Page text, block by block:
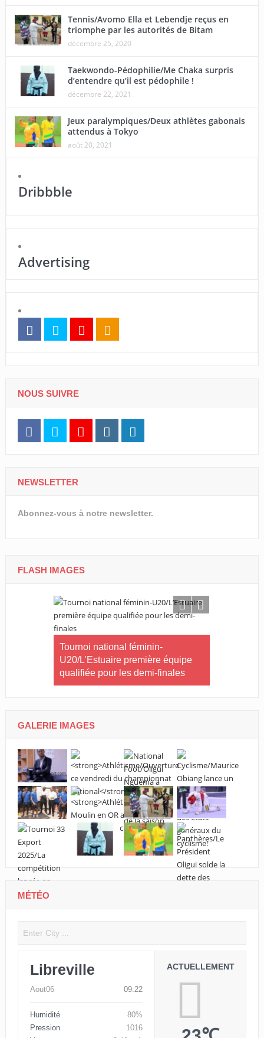
Tennis/Avomo Ella et Lebendje reçus en
triomphe par les autorités de Bitam
décembre 25, 2020
Taekwondo-Pédophilie/Me Chaka surpris
d’entendre qu’il est pédophile !
décembre 22, 2021
Jeux paralympiques/Deux athlètes gabonais
attendus à Tokyo
août 20, 2021
Dribbble
Advertising
NOUS SUIVRE
NEWSLETTER
Abonnez-vous à notre newsletter.
FLASH IMAGES
Tournoi national féminin-
U20/L’Estuaire première équipe
qualifiée pour les demi-finales
GALERIE IMAGES
MÉTÉO
Libreville
Aout06 09:22
Humidité
80%
Pression
1016
ACTUELLEMENT